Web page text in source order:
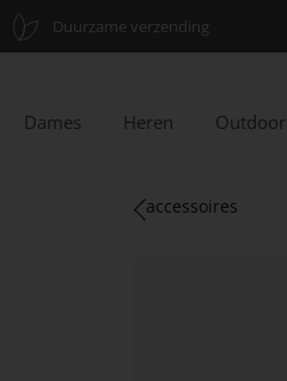
Duurzame verzending
Dames Heren Outdoor
accessoires